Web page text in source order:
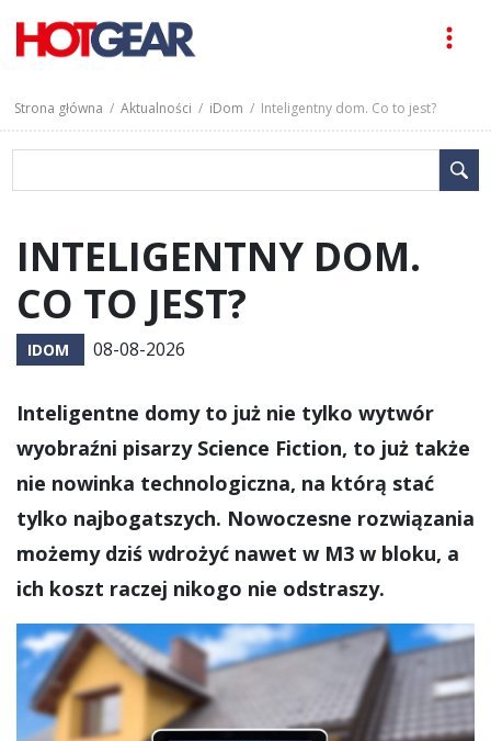
Strona główna /Aktualności / iDom / Inteligentny dom. Co to jest?
INTELIGENTNY DOM.
CO TO JEST?
IDOM 08-08-2026
Inteligentne domy to już nie tylko wytwór
wyobraźni pisarzy Science Fiction, to już także
nie nowinka technologiczna, na którą stać
tylko najbogatszych. Nowoczesne rozwiązania
możemy dziś wdrożyć nawet w M3 w bloku, a
ich koszt raczej nikogo nie odstraszy.